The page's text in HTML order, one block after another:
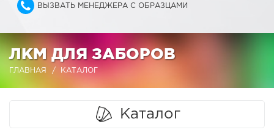
ВЫЗВАТЬ МЕНЕДЖЕРА С ОБРАЗЦАМИ
ЛКМ ДЛЯ ЗАБОРОВ
ГЛАВНАЯ КАТАЛОГ
Каталог